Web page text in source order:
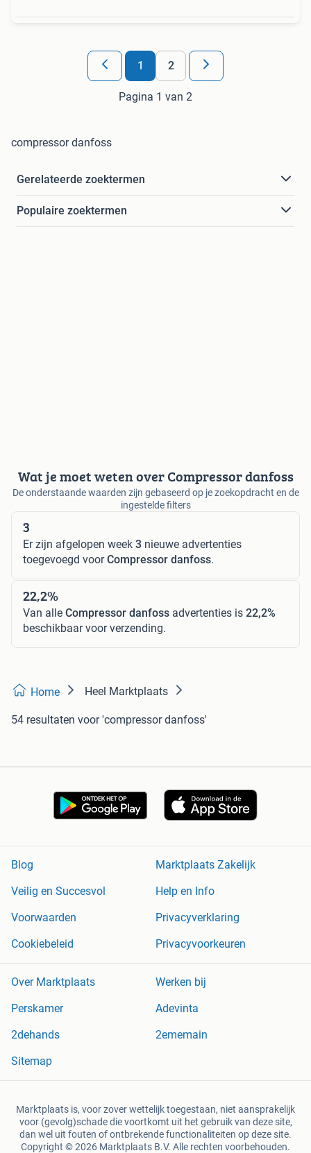
1 2
Pagina 1 van 2
compressor danfoss
Gerelateerde zoektermen
Populaire zoektermen
Wat je moet weten over Compressor danfoss
De onderstaande waarden zijn gebaseerd op je zoekopdracht en de
ingestelde filters
3
Er zijn afgelopen week 3 nieuwe advertenties
toegevoegd voorCompressor danfoss.
22,2%
Van alle Compressor danfoss advertenties is 22,2%
beschikbaar voor verzending.
Home Heel Marktplaats
54 resultaten voor 'compressor danfoss'
Blog
Marktplaats Zakelijk
Veilig en Succesvol
Help en Info
Voorwaarden
Privacyverklaring
Cookiebeleid
Privacyvoorkeuren
Over Marktplaats
Werken bij
Perskamer
Adevinta
2dehands
2ememain
Sitemap
Marktplaats is, voor zover wettelijk toegestaan, niet aansprakelijk
voor (gevolg)schade die voortkomt uit het gebruik van deze site,
dan wel uit fouten of ontbrekende functionaliteiten op deze site.
Copyright © 2026 Marktplaats B.V. Alle rechten voorbehouden.